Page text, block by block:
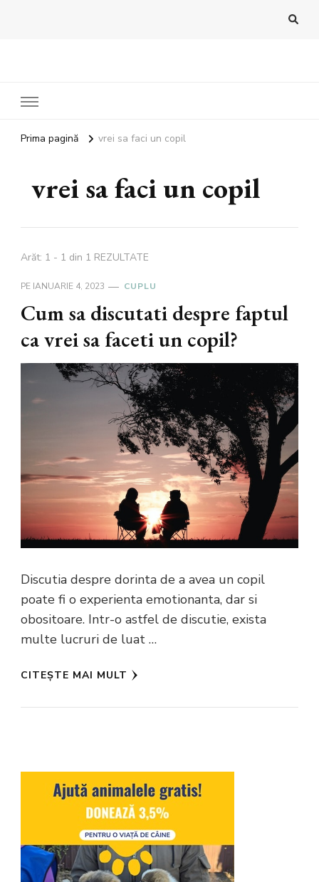
Prima pagină vrei sa faci un copil
vrei sa faci un copil
Arăt: 1 - 1 din 1 REZULTATE
PE IANUARIE 4, 2023 CUPLU
Cum sa discutati despre faptul
ca vrei sa faceti un copil?
Discutia despre dorinta de a avea un copil
poate fi o experienta emotionanta, dar si
obositoare. Intr-o astfel de discutie, exista
multe lucruri de luat …
CITEȘTE MAI MULT